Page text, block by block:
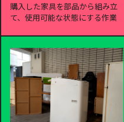
購入した家具を部品から組み立
て、使用可能な状態にする作業